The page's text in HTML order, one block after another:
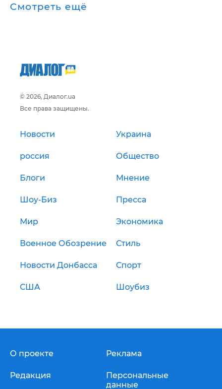
Смотреть ещё
© 2026, Диалог.ua
Все права защищены.
Новости Украина
россия Общество
Блоги Мнение
Шоу-Биз Пресса
Мир Экономика
Военное Обозрение Стиль
Новости Донбасса Спорт
США Шоубиз
О проекте
Редакция
Реклама
Персональные
данные